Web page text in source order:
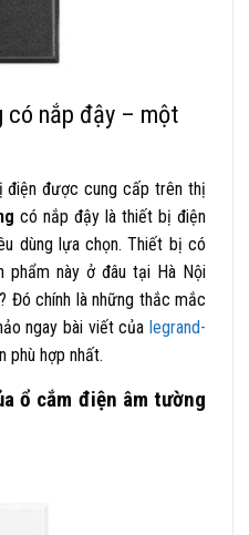
có nắp đậy – một
điện được cung cấp trên thị
có nắp đậy là thiết bị điện
dùng lựa chọn. Thiết bị có
phẩm này ở đâu tại Hà Nội
Đó chính là những thắc mắc
ngay bài viết của legrand-
phù hợp nhất.
ổ cắm điện âm tường